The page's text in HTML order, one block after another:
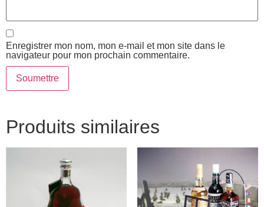
Enregistrer mon nom, mon e-mail et mon site dans le
navigateur pour mon prochain commentaire.
Produits similaires